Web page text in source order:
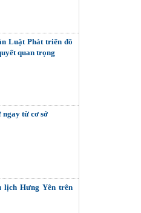
Luật Phát triển đô
quan trọng
từ cơ sở
lịch Hưng Yên trên